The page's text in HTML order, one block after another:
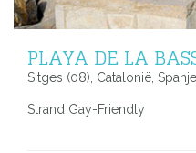
PLAYA DE LA
Sitges (08), Catalonië, Spanje
Strand Gay-Friendly